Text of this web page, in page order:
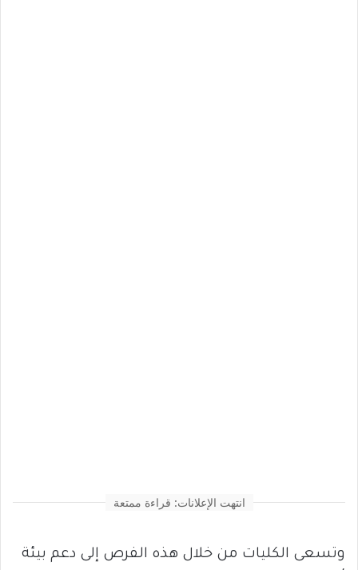
انتهت الإعلانات: قراءة ممتعة
وتسعى الكليات من خلال هذه الفرص إلى دعم بيئة